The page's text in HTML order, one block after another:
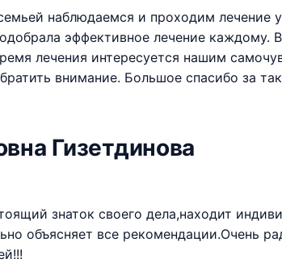
наблюдаемся и проходим лечение
эффективное лечение каждому.
лечения интересуется нашим
внимание. Большое спасибо за
Гизетдинова
знаток своего дела,находит
объясняет все рекомендации.Очень